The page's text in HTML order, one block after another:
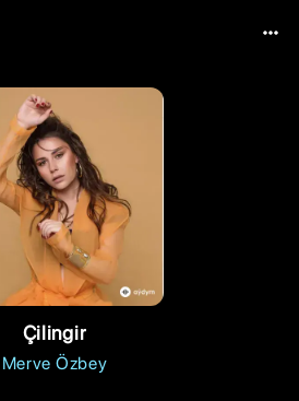
Çilingir
Merve Özbey